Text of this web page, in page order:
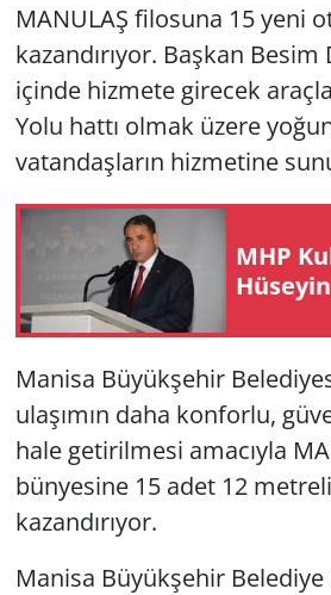
MANULAŞ filosuna 15 yeni
kazandırıyor. Başkan
içinde hizmete girecek
Yolu hattı olmak üzere
vatandaşların hizmetine
MHP
Manisa Büyükşehir
ulaşımın daha konforlu,
hale getirilmesi amacıyla
bünyesine 15 adet 12
kazandırıyor.
Manisa Büyükşehir Belediye